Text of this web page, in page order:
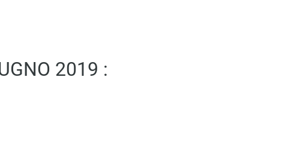
2019 :